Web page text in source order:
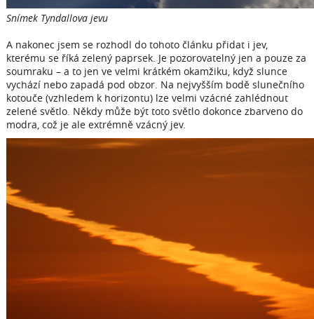
Snímek Tyndallova jevu
A nakonec jsem se rozhodl do tohoto článku přidat i jev,
kterému se říká zelený paprsek. Je pozorovatelný jen a pouze za
soumraku – a to jen ve velmi krátkém okamžiku, když slunce
vychází nebo zapadá pod obzor. Na nejvyšším bodě slunečního
kotouče (vzhledem k horizontu) lze velmi vzácné zahlédnout
zelené světlo. Někdy může být toto světlo dokonce zbarveno do
modra, což je ale extrémně vzácný jev.